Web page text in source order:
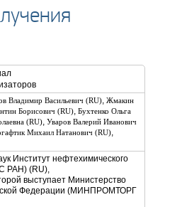
Владимир Васильевич (RU), Жмакин
Борисович (RU), Бухтенко Ольга
(RU), Уваров Валерий Иванович
Михаил Натанович (RU),
Институт нефтехимического
РАН) (RU),
выступает Министерство
Федерации (МИНПРОМТОРГ